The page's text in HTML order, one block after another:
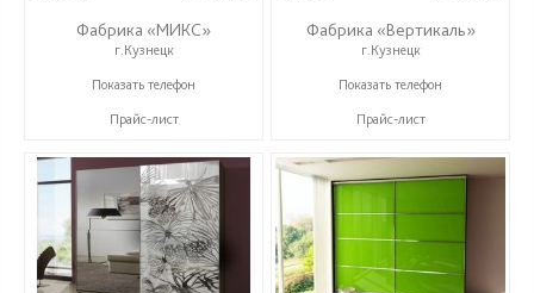
Фабрика «МИКС»
г.Кузнецк
+7 (937) 423-36-37
Показать телефон
Прайс-лист
Фабрика «Вертикаль»
г.Кузнецк
+7 (927) 38-059-88
Показать телефон
Прайс-лист